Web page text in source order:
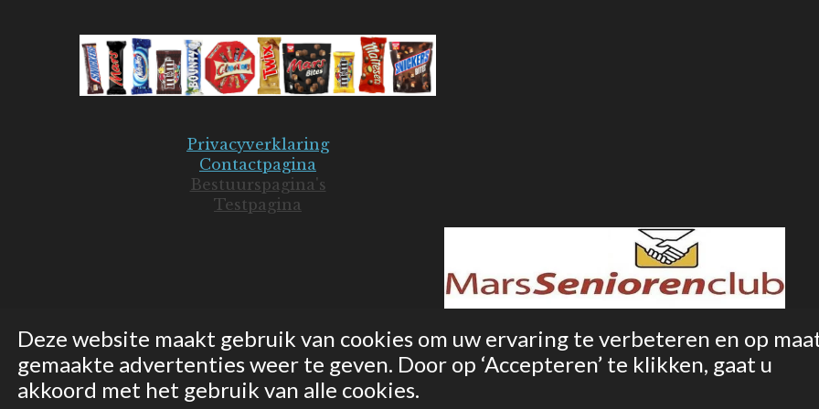
Deze website maakt gebruik van cookies om uw ervaring te verbeteren en op
gemaakte advertenties weer te geven. Door op ‘Accepteren’ te klikken, gaat u
akkoord met het gebruik van alle cookies.
Privacyverklaring
Contactpagina
Bestuurspagina's
Testpagina
© 2019-2026 Mars Seniorenclub - JB